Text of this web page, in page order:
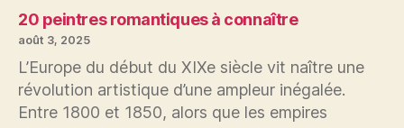
Pisano
il
le
bronze
20 peintres romantiques à connaître
août 3, 2025
L’Europe du début du XIXe siècle vit naître une
révolution artistique d’une ampleur inégalée.
Entre 1800 et 1850, alors que les empires